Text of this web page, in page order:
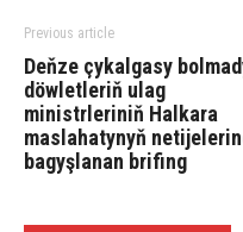
Previous article
Deňze çykalgasy
döwletleriň ulag
ministrleriniň Halkara
maslahatynyň
bagyşlanan brifing